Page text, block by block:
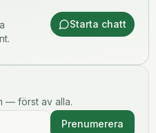
Starta chatt
— först av alla.
Prenumerera